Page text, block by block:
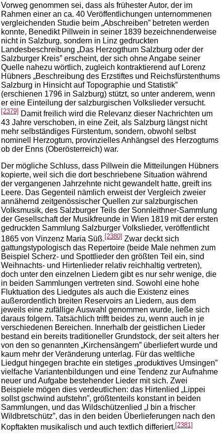
Vorweg genommen sei, dass als frühester Autor, der im
Rahmen einer an ca. 40 Veröffentlichungen unternommenen
vergleichenden Studie beim „Abschreiben” betreten werden
konnte, Benedikt Pillwein in seiner 1839 bezeichnenderweise
nicht in Salzburg, sondern in Linz gedruckten
Landesbeschreibung „Das Herzogthum Salzburg oder der
Salzburger Kreis” erscheint, der sich ohne Angabe seiner
Quelle nahezu wörtlich, zugleich kontraktierend auf Lorenz
Hübners „Beschreibung des Erzstiftes und Reichsfürstenthums
Salzburg in Hinsicht auf Topographie und Statistik”
(erschienen 1796 in Salzburg) stützt, so unter anderem, wenn
er eine Einteilung der salzburgischen Volkslieder versucht.
[2379] Damit freilich wird die Relevanz dieser Nachrichten um
43 Jahre verschoben, in eine Zeit, als Salzburg längst nicht
mehr selbständiges Fürstentum, sondern, obwohl selbst
nominell Herzogtum, provinzielles Anhängsel des Herzogtums
ob der Enns (Oberösterreich) war.
Der mögliche Schluss, dass Pillwein die Mitteilungen Hübners
kopierte, weil sich die dort beschriebene Situation während
der vergangenen Jahrzehnte nicht gewandelt hatte, greift ins
Leere. Das Gegenteil nämlich erweist der Vergleich zweier
annähernd zeitgenössischer Quellen zur salzburgischen
Volksmusik, des Salzburger Teils der Sonnleithner-Sammlung
der Gesellschaft der Musikfreunde in Wien 1819 mit der ersten
gedruckten Sammlung Salzburger Volkslieder, veröffentlicht
1865 von Vinzenz Maria Süß. [2380] Zwar deckt sich
gattungstypologisch das Repertoire (beide Male nehmen zum
Beispiel Scherz- und Spottlieder den größten Teil ein, sind
Weihnachts- und Hirtenlieder relativ reichhaltig vertreten),
doch unter den einzelnen Liedern gibt es nur sehr wenige, die
in beiden Sammlungen vertreten sind. Sowohl eine hohe
Fluktuation des Liedgutes als auch die Existenz eines
außerordentlich breiten Reservoirs an Liedern, aus dem
jeweils eine zufällige Auswahl genommen wurde, ließe sich
daraus folgern. Tatsächlich trifft beides zu, wenn auch in je
verschiedenen Bereichen. Innerhalb der geistlichen Lieder
bestand ein bereits traditioneller Grundstock, der seit alters her
von den so genannten „Kirchensängern” überliefert wurde und
kaum mehr der Veränderung unterlag. Für das weltliche
Liedgut hingegen brachte ein stetiges „produktives Umsingen”
vielfache Variantenbildungen und eine Tendenz zur Aufnahme
neuer und Aufgabe bestehender Lieder mit sich. Zwei
Beispiele mögen dies verdeutlichen: das Hirtenlied „Lippei
sollst gschwind aufstehn”, größtenteils konstant in beiden
Sammlungen, und das Wildschützenlied „I bin a frischer
Wildbretschütz”, das in den beiden Überlieferungen nach den
Kopftakten musikalisch und auch textlich differiert.[2381]